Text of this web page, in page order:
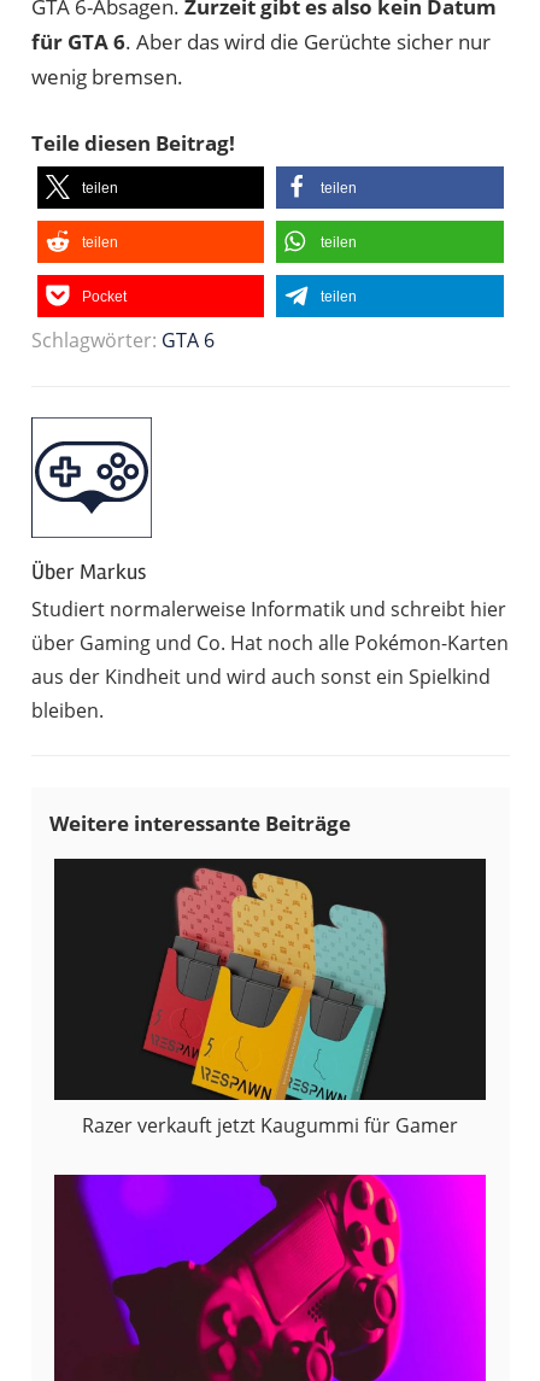
GTA 6-Absagen. Zurzeit gibt es also kein Datum
für GTA 6. Aber das wird die Gerüchte sicher nur
wenig bremsen.
Teile diesen Beitrag!
teilen teilen
teilen teilen
Pocket teilen
Schlagwörter: GTA 6
Über Markus
Studiert normalerweise Informatik und schreibt hier
über Gaming und Co. Hat noch alle Pokémon-Karten
aus der Kindheit und wird auch sonst ein Spielkind
bleiben.
Razer verkauft jetzt Kaugummi für Gamer